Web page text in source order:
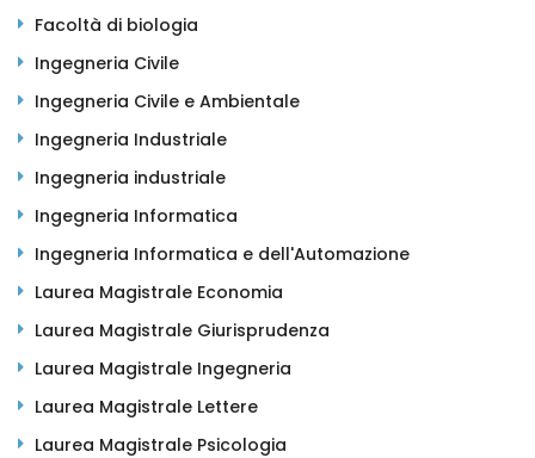
Facoltà di biologia
Ingegneria Civile
Ingegneria Civile e Ambientale
Ingegneria Industriale
Ingegneria industriale
Ingegneria Informatica
Ingegneria Informatica e dell'Automazione
Laurea Magistrale Economia
Laurea Magistrale Giurisprudenza
Laurea Magistrale Ingegneria
Laurea Magistrale Lettere
Laurea Magistrale Psicologia